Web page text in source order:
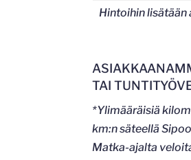
Hintoihin lisätään
TAI
*Ylimääräisiä
km:n säteellä
Matka-ajalta